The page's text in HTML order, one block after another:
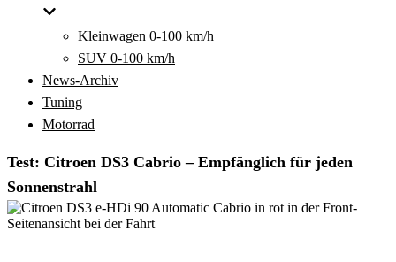
Kleinwagen 0-100 km/h
SUV 0-100 km/h
News-Archiv
Tuning
Motorrad
Test: Citroen DS3 Cabrio – Empfänglich für jeden
Sonnenstrahl